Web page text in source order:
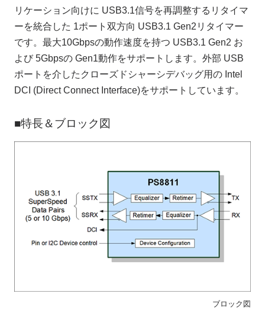
リケーション向けに USB3.1信号を再調整するリタイマ
ーを統合した 1ポート双方向 USB3.1 Gen2リタイマー
です。最大10Gbpsの動作速度を持つ USB3.1 Gen2 お
よび 5Gbpsの Gen1動作をサポートします。外部 USB
ポートを介したクローズドシャーシデバッグ用の Intel
DCI (Direct Connect Interface)をサポートしています。
■特長＆ブロック図
ブロック図